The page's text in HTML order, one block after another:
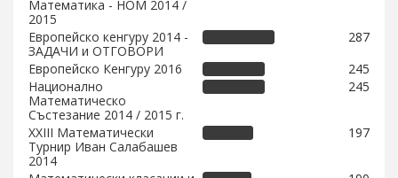
Математика - НОМ 2014 /
2015
Европейско кенгуру 2014 -
ЗАДАЧИ и ОТГОВОРИ
287
Европейско Кенгуру 2016
245
Национално
Математическо
Състезание 2014 / 2015 г.
245
XXIII Математически
Турнир Иван Салабашев
2014
197